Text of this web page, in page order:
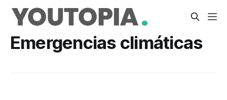
Emergencias climáticas